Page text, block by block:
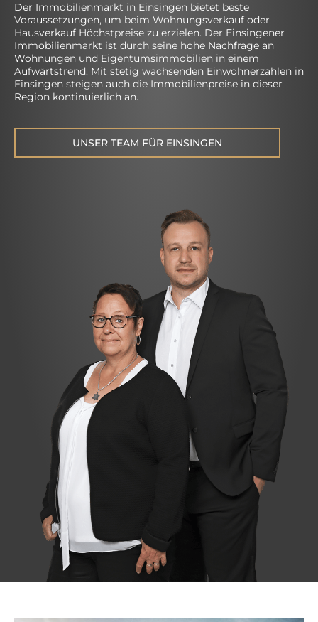
Der Immobilienmarkt in Einsingen bietet beste
Voraussetzungen, um beim Wohnungsverkauf oder
Hausverkauf Höchstpreise zu erzielen. Der Einsingener
Immobilienmarkt ist durch seine hohe Nachfrage an
Wohnungen und Eigentumsimmobilien in einem
Aufwärtstrend. Mit stetig wachsenden Einwohnerzahlen in
Einsingen steigen auch die Immobilienpreise in dieser
Region kontinuierlich an.
UNSER TEAM FÜR EINSINGEN